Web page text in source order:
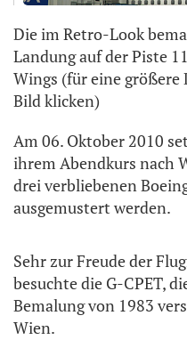
Die im Retro-Look
Landung auf der Piste
Wings (für eine
Bild klicken)
Am 06. Oktober 2010
ihrem Abendkurs nach
drei verbliebenen
ausgemustert werden.
Sehr zur Freude der
besuchte die G-CPET,
Bemalung von 1983
Wien.